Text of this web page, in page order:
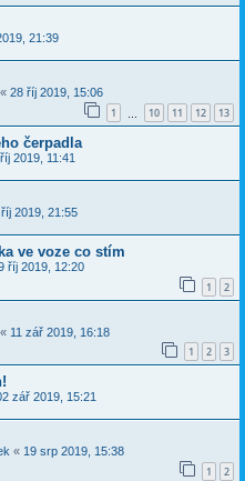
21:39
« 28 říj 2019, 15:06
1 10 11 12 13
čerpadla
2019, 11:41
říj 2019, 21:55
ve voze co stím
říj 2019, 12:20
1 2
« 11 zář 2019, 16:18
1 2 3
zář 2019, 15:21
« 19 srp 2019, 15:38
1 2